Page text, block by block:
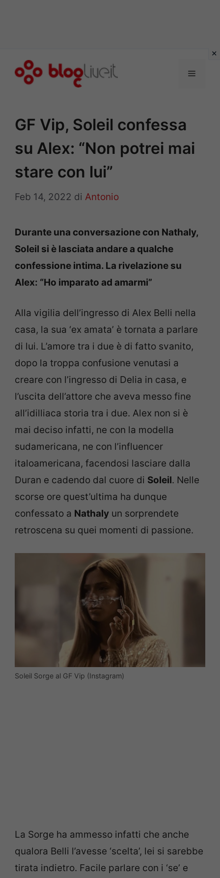
Menu
GF Vip, Soleil confessa
su Alex: “Non potrei mai
stare con lui”
Feb 14, 2022 di Antonio
Durante una conversazione con Nathaly,
Soleil si è lasciata andare a qualche
confessione intima. La rivelazione su
Alex: “Ho imparato ad amarmi”
Alla vigilia dell’ingresso di Alex Belli nella
casa, la sua ‘ex amata’ è tornata a parlare
di lui. L’amore tra i due è di fatto svanito,
dopo la troppa confusione venutasi a
creare con l’ingresso di Delia in casa, e
l’uscita dell’attore che aveva messo fine
all’idilliaca storia tra i due. Alex non si è
mai deciso infatti, ne con la modella
sudamericana, ne con l’influencer
italoamericana, facendosi lasciare dalla
Duran e cadendo dal cuore di Soleil. Nelle
scorse ore quest’ultima ha dunque
confessato a Nathaly un sorprendete
retroscena su quei momenti di passione.
Soleil Sorge al GF Vip (Instagram)
La Sorge ha ammesso infatti che anche
qualora Belli l’avesse ‘scelta’, lei si sarebbe
tirata indietro. Facile parlare con i ‘se’ e